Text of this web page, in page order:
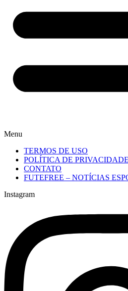
Menu
TERMOS DE USO
POLÍTICA DE PRIVACIDADE
CONTATO
FUTEFREE – NOTÍCIAS
Instagram